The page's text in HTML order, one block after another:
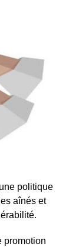
politique
aînés et
promotion